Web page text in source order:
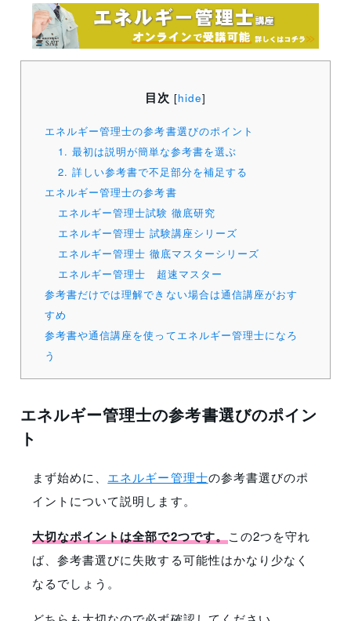
目次 [hide]
エネルギー管理士の参考書選びのポイント
1. 最初は説明が簡単な参考書を選ぶ
2. 詳しい参考書で不足部分を補足する
エネルギー管理士の参考書
エネルギー管理士試験 徹底研究
エネルギー管理士 試験講座シリーズ
エネルギー管理士 徹底マスターシリーズ
エネルギー管理士 超速マスター
参考書だけでは理解できない場合は通信講座がおす
すめ
参考書や通信講座を使ってエネルギー管理士になろ
う
エネルギー管理士の参考書選びのポイン
ト
まず始めに、 エネルギー管理士の参考書選びのポ
イントについて説明します。
大切なポイントは全部で2つです。この2つを守れ
ば、参考書選びに失敗する可能性はかなり少なく
なるでしょう。